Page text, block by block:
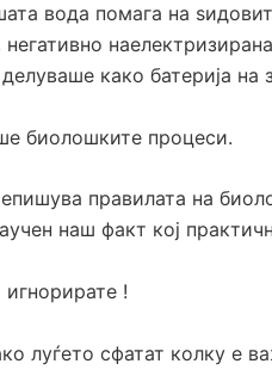
вода помага на
негативно
како батерија на
биолошките процеси.
правилата на
наш факт кој
игнорирате !
луѓето сфатат колку е